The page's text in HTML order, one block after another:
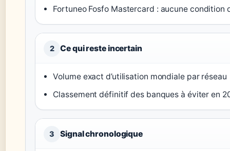
Fortuneo Fosfo Mastercard : aucune condition
2 Ce qui reste incertain
Volume exact d’utilisation mondiale par réseau
Classement définitif des banques à éviter en
3 Signal chronologique